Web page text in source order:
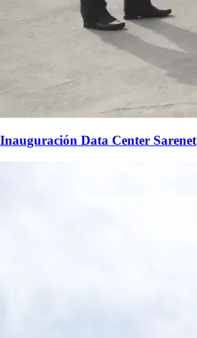
Inauguración Data Center Sarenet